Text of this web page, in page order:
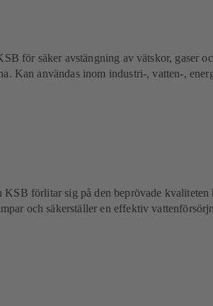
för säker avstängning av vätskor, gaser
Kan användas inom industri-, vatten-,
KSB förlitar sig på den beprövade kvaliteten
och säkerställer en effektiv